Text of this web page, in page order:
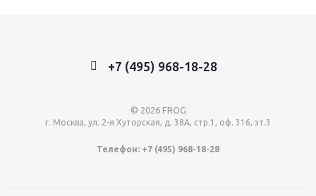
+7 (495) 968-18-28
© 2026 FROG
г. Москва, ул. 2-я Хуторская, д. 38А, стр.1, оф. 316, эт.3
Телефон: +7 (495) 968-18-28